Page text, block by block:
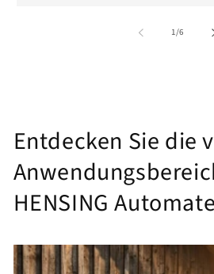
1/von
6
Entdecken Sie die
HENSING